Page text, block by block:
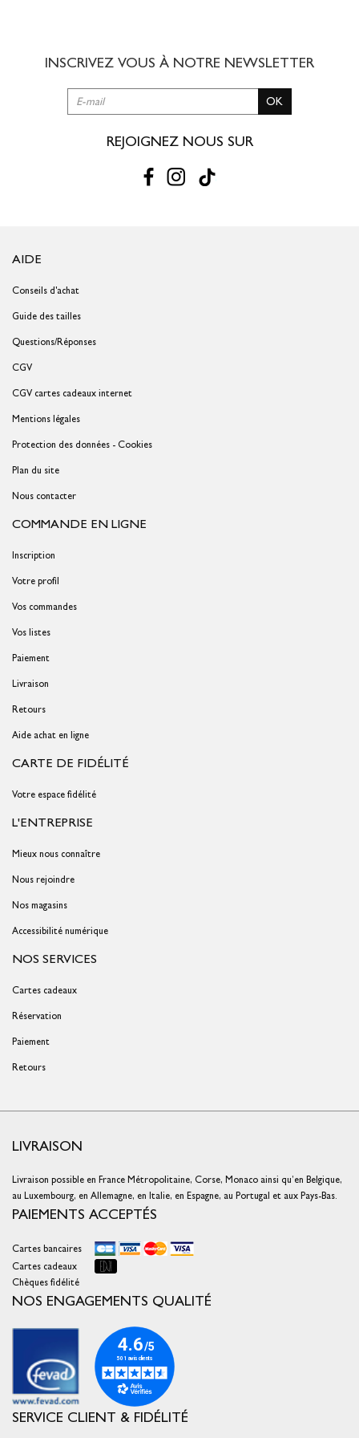
RETOUR SIMPLE SOUS 30 JOURS :
Vous avez changé d'avis ?
Retournez vos achats gratuitement en
livraison/retour disponible dans votre compte client (rubrique "Mes
Gagnez du temps en échangeant votre produit
INSCRIVEZ VOUS À NOTRE NEWSLETTER
OK
REJOIGNEZ NOUS SUR
AIDE
Conseils d'achat
Guide des tailles
Questions/Réponses
CGV
CGV cartes cadeaux internet
Mentions légales
Protection des données - Cookies
Plan du site
Nous contacter
COMMANDE EN LIGNE
Inscription
Votre profil
Vos commandes
Vos listes
Paiement
Livraison
Retours
Aide achat en ligne
CARTE DE FIDÉLITÉ
Votre espace fidélité
L'ENTREPRISE
Mieux nous connaître
Nous rejoindre
Nos magasins
Accessibilité numérique
NOS SERVICES
Cartes cadeaux
Réservation
Paiement
Retours
LIVRAISON
Livraison possible en France Métropolitaine, Corse, Monaco ainsi qu’en Belgique,
au Luxembourg, en Allemagne, en Italie, en Espagne, au Portugal et aux Pays-Bas.
PAIEMENTS ACCEPTÉS
Cartes bancaires
Cartes cadeaux
Chèques fidélité
NOS ENGAGEMENTS QUALITÉ
SERVICE CLIENT & FIDÉLITÉ